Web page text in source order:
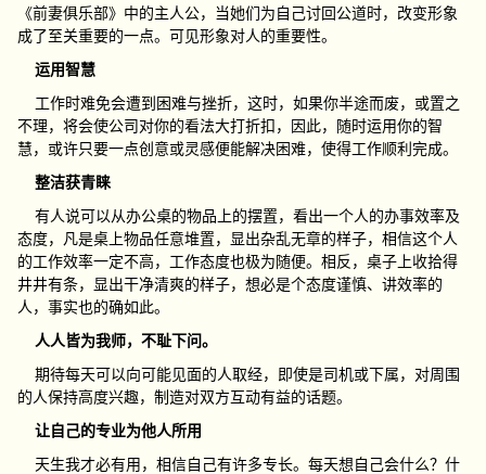
《前妻俱乐部》中的主人公，当她们为自己讨回公道时，改变形象
成了至关重要的一点。可见形象对人的重要性。
运用智慧
工作时难免会遭到困难与挫折，这时，如果你半途而废，或置之
不理，将会使公司对你的看法大打折扣，因此，随时运用你的智
慧，或许只要一点创意或灵感便能解决困难，使得工作顺利完成。
整洁获青睐
有人说可以从办公桌的物品上的摆置，看出一个人的办事效率及
态度，凡是桌上物品任意堆置，显出杂乱无章的样子，相信这个人
的工作效率一定不高，工作态度也极为随便。相反，桌子上收拾得
井井有条，显出干净清爽的样子，想必是个态度谨慎、讲效率的
人，事实也的确如此。
人人皆为我师，不耻下问。
期待每天可以向可能见面的人取经，即使是司机或下属，对周围
的人保持高度兴趣，制造对双方互动有益的话题。
让自己的专业为他人所用
天生我才必有用，相信自己有许多专长。每天想自己会什么？什